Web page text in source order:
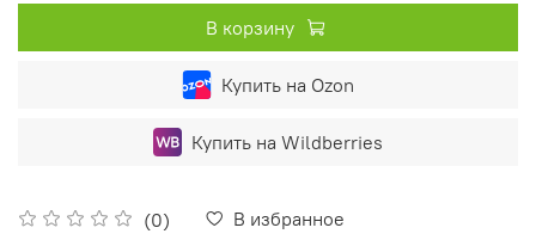
(0) В избранное
В корзину
Купить на Ozon
Купить на Wildberries